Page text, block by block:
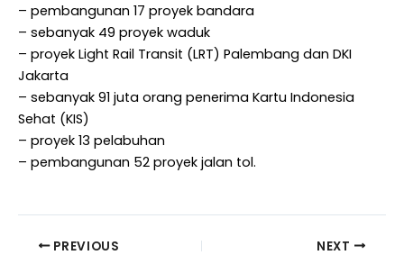
– pembangunan 17 proyek bandara
– sebanyak 49 proyek waduk
– proyek Light Rail Transit (LRT) Palembang dan DKI
Jakarta
– sebanyak 91 juta orang penerima Kartu Indonesia
Sehat (KIS)
– proyek 13 pelabuhan
– pembangunan 52 proyek jalan tol.
PREVIOUS NEXT